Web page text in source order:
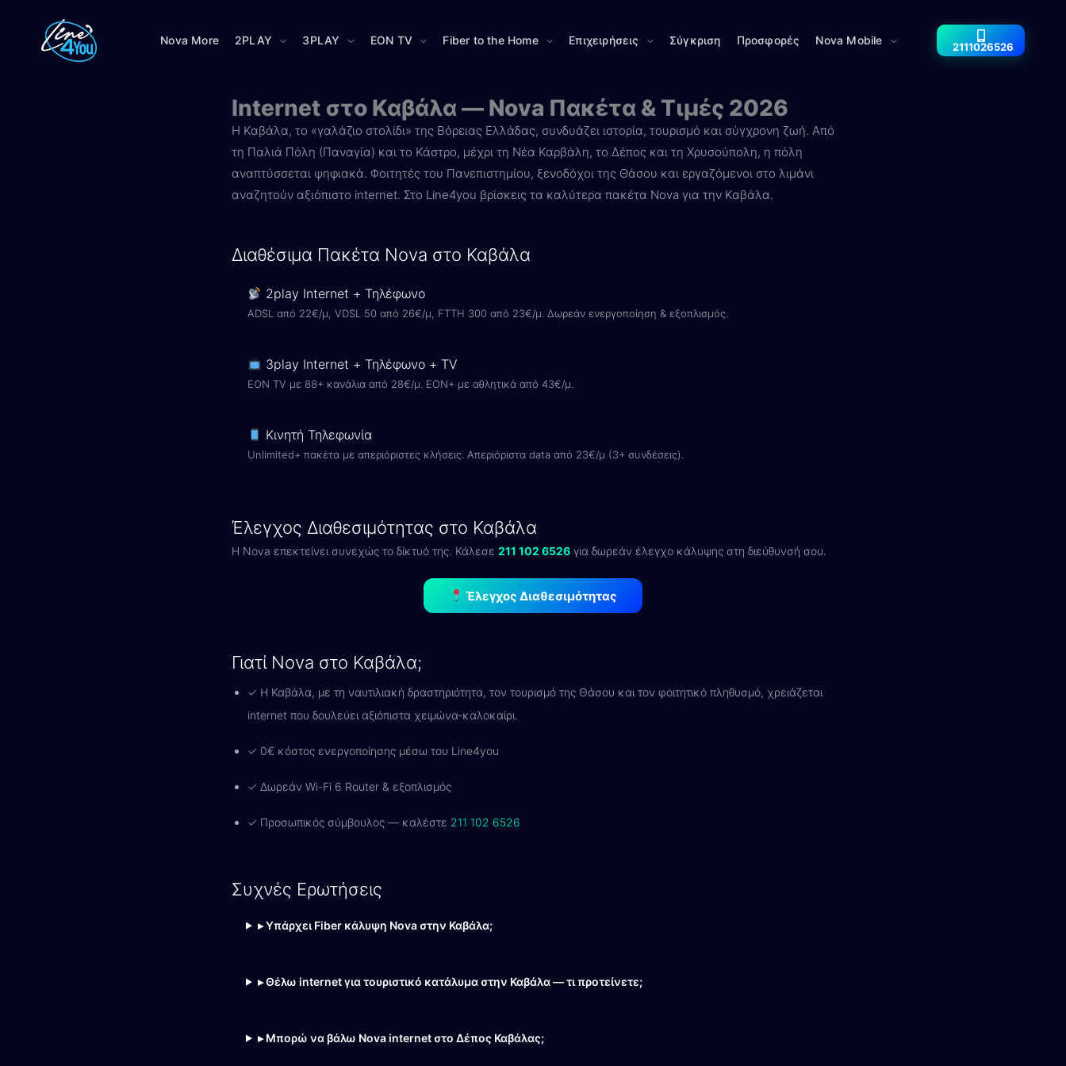
περιεχόμενο
Nova More 2PLAY 3PLAY EON TV Fiber to the Home Επιχειρήσεις Σύγκριση Προσφορές Nova Mobile 2111026526
Internet στο Καβάλα — Nova Πακέτα & Τιμές 2026
Η Καβάλα, το «γαλάζιο στολίδι» της Βόρειας Ελλάδας, συνδυάζει ιστορία, τουρισμό και σύγχρονη ζωή. Από
τη Παλιά Πόλη (Παναγία) και το Κάστρο, μέχρι τη Νέα Καρβάλη, το Δέπος και τη Χρυσούπολη, η πόλη
αναπτύσσεται ψηφιακά. Φοιτητές του Πανεπιστημίου, ξενοδόχοι της Θάσου και εργαζόμενοι στο λιμάνι
αναζητούν αξιόπιστο internet. Στο Line4you βρίσκεις τα καλύτερα πακέτα Nova για την Καβάλα.
Διαθέσιμα Πακέτα Nova στο Καβάλα
2play Internet + Τηλέφωνο
ADSL από 22€/μ, VDSL 50 από 26€/μ, FTTH 300 από 23€/μ. Δωρεάν ενεργοποίηση & εξοπλισμός.
3play Internet + Τηλέφωνο + TV
EON TV με 88+ κανάλια από 28€/μ. EON+ με αθλητικά από 43€/μ.
Κινητή Τηλεφωνία
Unlimited+ πακέτα με απεριόριστες κλήσεις. Απεριόριστα data από 23€/μ (3+ συνδέσεις).
Έλεγχος Διαθεσιμότητας στο Καβάλα
Η Nova επεκτείνει συνεχώς το δίκτυό της. Κάλεσε 211 102 6526 για δωρεάν έλεγχο κάλυψης στη διεύθυνσή σου.
Έλεγχος Διαθεσιμότητας
Γιατί Nova στο Καβάλα;
✓ Η Καβάλα, με τη ναυτιλιακή δραστηριότητα, τον τουρισμό της Θάσου και τον φοιτητικό πληθυσμό, χρειάζεται
internet που δουλεύει αξιόπιστα χειμώνα-καλοκαίρι.
✓ 0€ κόστος ενεργοποίησης μέσω του Line4you
✓ Δωρεάν Wi-Fi 6 Router & εξοπλισμός
✓ Προσωπικός σύμβουλος — καλέστε 211 102 6526
Συχνές Ερωτήσεις
▸ Υπάρχει Fiber κάλυψη Nova στην Καβάλα;
▸ Θέλω internet για τουριστικό κατάλυμα στην Καβάλα — τι προτείνετε;
▸ Μπορώ να βάλω Nova internet στο Δέπος Καβάλας;